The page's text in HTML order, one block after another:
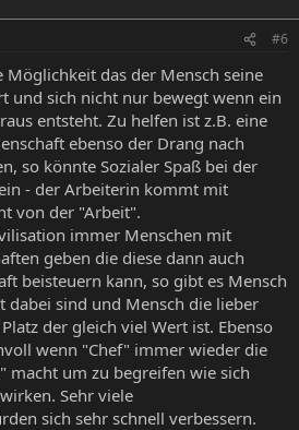
#6
Möglichkeit das der Mensch seine
und sich nicht nur bewegt wenn ein
entsteht. Zu helfen ist z.B. eine
ebenso der Drang nach
so könnte Sozialer Spaß bei der
- der Arbeiterin kommt mit
von der "Arbeit".
immer Menschen mit
geben die diese dann auch
beisteuern kann, so gibt es Mensch
dabei sind und Mensch die lieber
der gleich viel Wert ist. Ebenso
wenn "Chef" immer wieder die
macht um zu begreifen wie sich
Sehr viele
sich sehr schnell verbessern.